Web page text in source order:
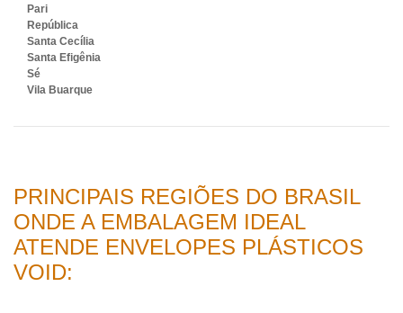
Pari
República
Santa Cecília
Santa Efigênia
Sé
Vila Buarque
PRINCIPAIS REGIÕES DO BRASIL
ONDE A EMBALAGEM IDEAL
ATENDE ENVELOPES PLÁSTICOS
VOID: